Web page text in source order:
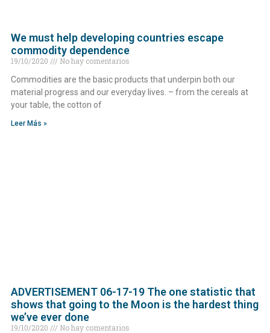
We must help developing countries escape
commodity dependence
19/10/2020
No hay comentarios
Commodities are the basic products that underpin both our
material progress and our everyday lives. – from the cereals at
your table, the cotton of
Leer Más »
ADVERTISEMENT 06-17-19 The one statistic that
shows that going to the Moon is the hardest thing
we’ve ever done
19/10/2020
No hay comentarios